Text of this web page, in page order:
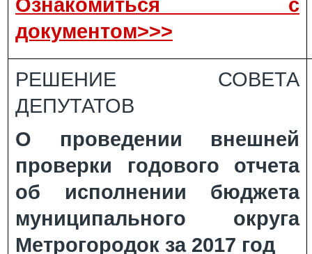
Ознакомиться с
документом>>>
РЕШЕНИЕ СОВЕТА
ДЕПУТАТОВ
О проведении внешней
проверки годового отчета
об исполнении бюджета
муниципального округа
Метрогородок за 2017 год